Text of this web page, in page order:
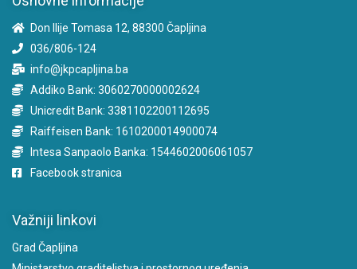
Don Ilije Tomasa 12, 88300 Čapljina
036/806-124
info@jkpcapljina.ba
Addiko Bank: 3060270000002624
Unicredit Bank: 3381102200112695
Raiffeisen Bank: 1610200014900074
Intesa Sanpaolo Banka: 1544602006061057
Facebook stranica
Važniji linkovi
Grad Čapljina